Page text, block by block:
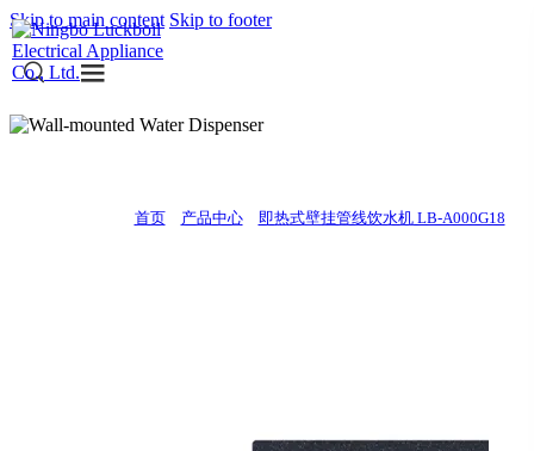
Skip to main content Skip to footer
首页> 产品中心> 即热式壁挂管线饮水机 LB-A000G18